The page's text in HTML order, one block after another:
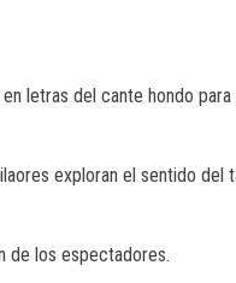
letras del cante hondo
exploran el sentido del
de los espectadores.